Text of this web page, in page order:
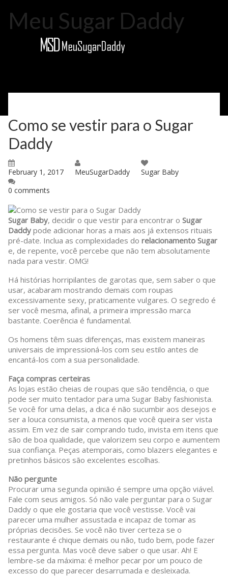
Meu Sugar Daddy
Cadastre-se
Acessar
Como Funciona
Sobre Nós
Blog
Como se vestir para o Sugar
Daddy
February 1, 2017 MeuSugarDaddy
Sugar Baby
0 comments
Sugar Baby, decidir o que vestir para encontrar o Sugar
Daddy pode adicionar horas a mais aos já extensos rituais
pré-date. Inclua as complexidades do relacionamento Sugar
e, de repente, você percebe que não tem absolutamente
nada para vestir. OMG!
Há histórias horripilantes de garotas que, sem saber o que
usar, acabaram mostrando demais com roupas
excessivamente sexy, praticamente vulgares. O segredo é
ser você mesma, afinal, a primeira impressão marca
bastante. Coerência é fundamental.
Os homens têm suas diferenças, mas existem maneiras
universais de impressioná-los com seu estilo antes de
encantá-los com a sua personalidade.
Faça compras certeiras
As lojas estão cheias de roupas que são tendência, o que
pode ser muito tentador para uma Sugar Baby fashionista.
Se você for uma delas, a dica é não sucumbir aos desejos e
ser a louca consumista, a menos que você queira ser vista
assim. Em vez de sair comprando tudo, invista em itens que
são de boa qualidade, que valorizem seu corpo e aumentem
sua confiança. Peças atemporais, como blazers elegantes e
pretinhos básicos são excelentes escolhas.
Não pergunte
Procurar uma segunda opinião é sempre uma opção viável.
Fale com seus amigos. Só não vale perguntar para o Sugar
Daddy o que ele gostaria que você vestisse. Você vai
parecer uma mulher assustada e incapaz de tomar as
próprias decisões. Se você não tiver certeza se o
restaurante é chique demais ou não, tudo bem, pode fazer
essa pergunta. Mas você deve saber o que usar. Ah! E
lembre-se da máxima: é melhor pecar por um pouco de
excesso do que parecer desarrumada e desleixada.